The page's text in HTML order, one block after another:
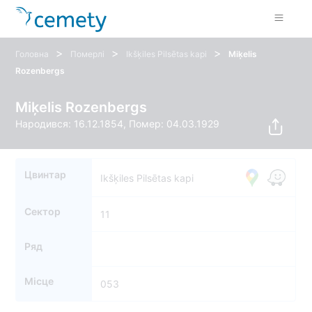
Головна > Померлі > Ikšķiles Pilsētas kapi >
Miķelis
Rozenbergs
Miķelis Rozenbergs
Народився: 16.12.1854, Помер: 04.03.1929
Цвинтар Ikšķiles Pilsētas kapi
Сектор 11
Ряд
Місце 053